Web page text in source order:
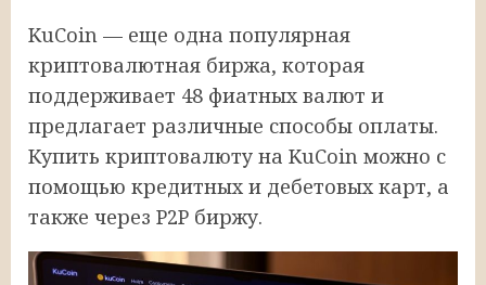
KuCoin — еще одна популярная
криптовалютная биржа, которая
поддерживает 48 фиатных валют и
предлагает различные способы оплаты.
Купить криптовалюту на KuCoin можно с
помощью кредитных и дебетовых карт, а
также через P2P биржу.